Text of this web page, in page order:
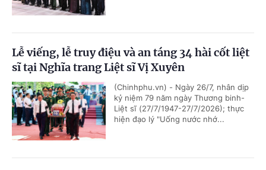
Lễ viếng, lễ truy điệu và an táng 34 hài cốt liệt
sĩ tại Nghĩa trang Liệt sĩ Vị Xuyên
(Chinhphu.vn) - Ngày 26/7, nhân dịp
kỷ niệm 79 năm ngày Thương binh-
Liệt sĩ (27/7/1947-27/7/2026); thực
hiện đạo lý "Uống nước nhớ...